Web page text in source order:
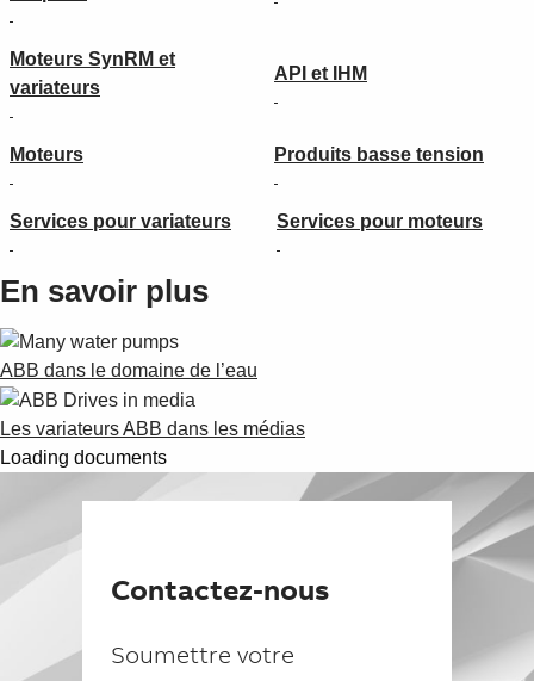
Moteurs SynRM et
variateurs
API et IHM
Moteurs Produits basse tension
Services pour variateurs Services pour moteurs
En savoir plus
ABB dans le domaine de l’eau
Les variateurs ABB dans les médias
Loading documents
Contactez-nous
Soumettre votre